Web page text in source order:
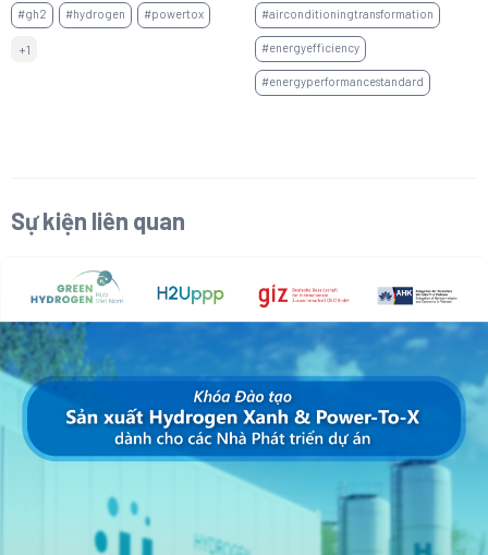
#gh2 #hydrogen #powertox
+1
#airconditioningtransformation
#energyefficiency
#energyperformancestandard
Sự kiện liên quan